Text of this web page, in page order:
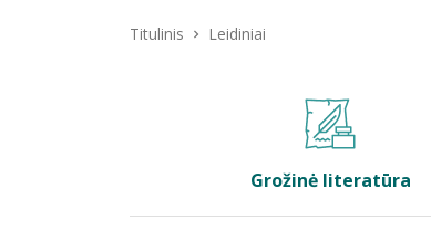
Titulinis Leidiniai
Grožinė literatūra